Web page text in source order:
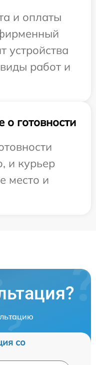
и оплаты
устройства
работ и
готовности
и курьер
место и
со